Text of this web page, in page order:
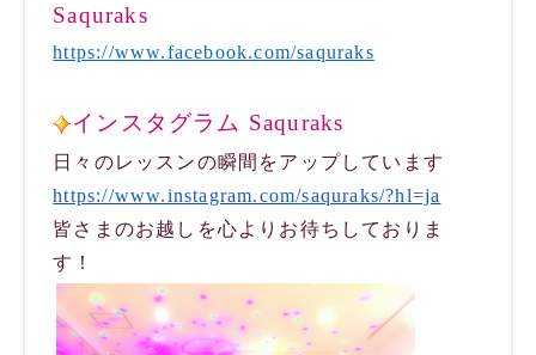
Saquraks
https://www.facebook.com/saquraks
インスタグラム Saquraks
日々のレッスンの瞬間をアップしています
https://www.instagram.com/saquraks/?hl=ja
皆さまのお越しを心よりお待ちしておりま
す！